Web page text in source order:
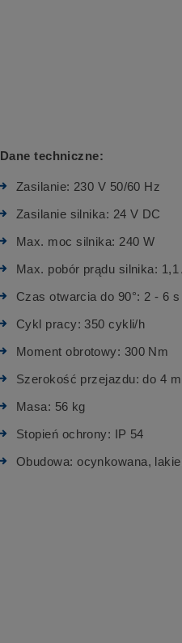
Dane techniczne:
Zasilanie: 230 V 50/60 Hz
Zasilanie silnika: 24 V DC
Max. moc silnika: 240 W
Max. pobór prądu silnika: 1,1
Czas otwarcia do 90°: 2 - 6 s
Cykl pracy: 350 cykli/h
Moment obrotowy: 300 Nm
Szerokość przejazdu: do 4 m
Masa: 56 kg
Stopień ochrony: IP 54
Obudowa: ocynkowana,